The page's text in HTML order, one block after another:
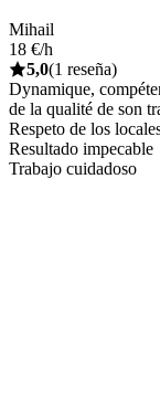
Mihail
18 €/h
5,0(1 reseña)
Dynamique,
de la qualité de son
Respeto de los
Resultado impecable
Trabajo cuidadoso